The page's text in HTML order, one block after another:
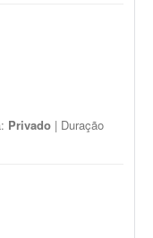
Privado | Duração